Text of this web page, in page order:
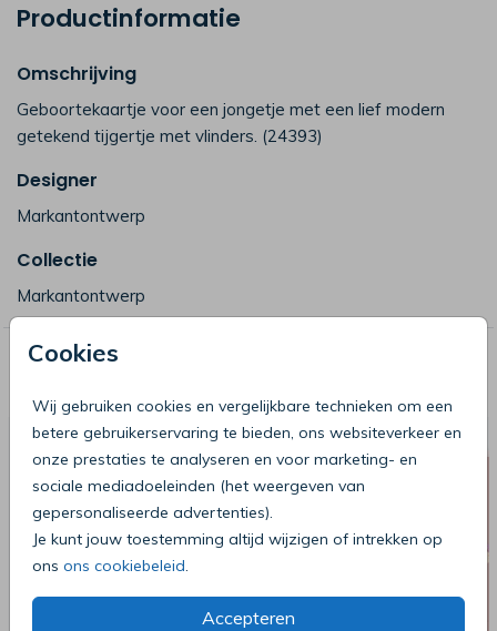
Cookies
Wij gebruiken cookies en vergelijkbare technieken om een
betere gebruikerservaring te bieden, ons websiteverkeer en
onze prestaties te analyseren en voor marketing- en
sociale mediadoeleinden (het weergeven van
gepersonaliseerde advertenties).
Je kunt jouw toestemming altijd wijzigen of intrekken op
ons ons cookiebeleid
Accepteren
Productinformatie
Omschrijving
Geboortekaartje voor een jongetje met een lief modern
getekend tijgertje met vlinders. (24393)
Designer
Markantontwerp
Collectie
Markantontwerp
Deze producten zijn wellicht ook iets
voor je